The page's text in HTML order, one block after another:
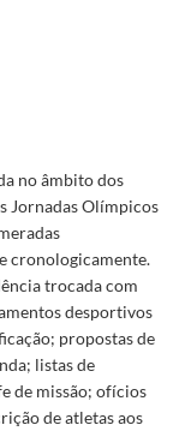
no âmbito dos
Jornadas Olímpicos
cronologicamente.
trocada com
desportivos
propostas de
listas de
de missão; ofícios
de atletas aos